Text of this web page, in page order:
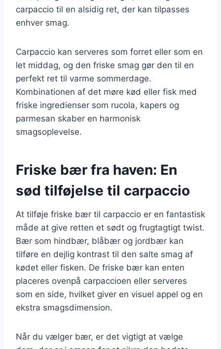
carpaccio til en alsidig ret, der kan tilpasses
enhver smag.
Carpaccio kan serveres som forret eller som en
let middag, og den friske smag gør den til en
perfekt ret til varme sommerdage.
Kombinationen af det møre kød eller fisk med
friske ingredienser som rucola, kapers og
parmesan skaber en harmonisk
smagsoplevelse.
Friske bær fra haven: En
sød tilføjelse til carpaccio
At tilføje friske bær til carpaccio er en fantastisk
måde at give retten et sødt og frugtagtigt twist.
Bær som hindbær, blåbær og jordbær kan
tilføre en dejlig kontrast til den salte smag af
kødet eller fisken. De friske bær kan enten
placeres ovenpå carpaccioen eller serveres
som en side, hvilket giver en visuel appel og en
ekstra smagsdimension.
Når du vælger bær, er det vigtigt at vælge